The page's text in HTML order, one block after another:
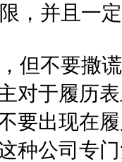
，并且一
不要撒
对于履历
要出现在
种公司专